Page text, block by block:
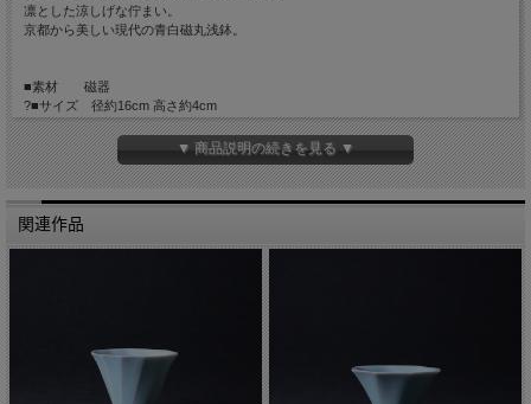
凛とした涼しげな佇まい。
京都から美しい現代の青白磁丸浅鉢。
■素材 磁器
?■サイズ 径約16cm 高さ約4cm
■手触り 艶のある質感
■重量 約300g
■生産国 Made in Japan
▼ 商品説明の続きを見る ▼
関連作品